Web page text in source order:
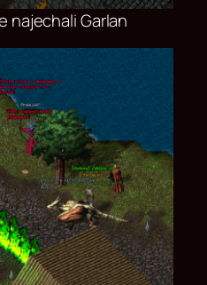
najechali Garlan